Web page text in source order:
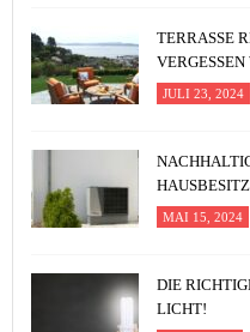
TERRASSE
JULI 23, 2024
MAI 15, 2024
DIE
LICHT!